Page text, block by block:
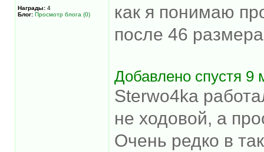
Награды: 4
Блог: Просмотр блога (0)
как я понимаю
после 46
Добавлено спустя 9
Sterwo4ka
не ходовой, а
Очень редко в